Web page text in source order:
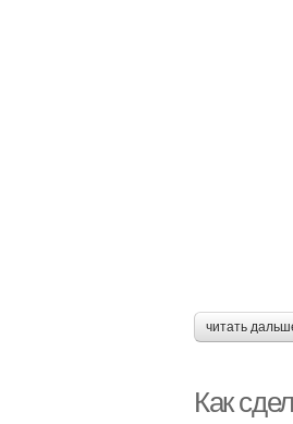
читать
Как